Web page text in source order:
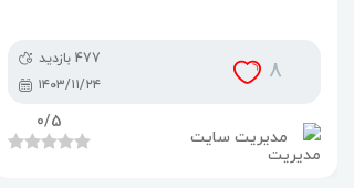
8
477 بازدید
۱۴۰۳/۱۱/۲۴
مدیریت سایت
0/5